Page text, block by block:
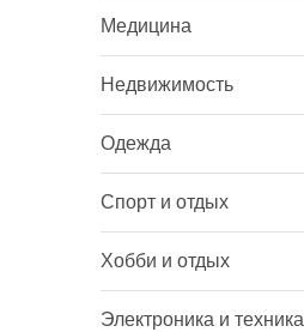
Медицина
Недвижимость
Одежда
Спорт и отдых
Хобби и отдых
Электроника и техника